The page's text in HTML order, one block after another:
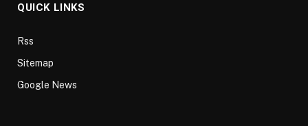
QUICK LINKS
Rss
Sitemap
Google News